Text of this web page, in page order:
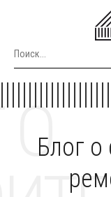
Блог о
О